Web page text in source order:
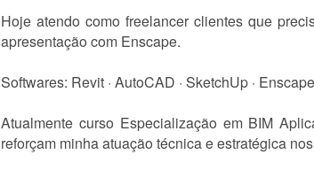
Hoje atendo como freelancer clientes que
apresentação com Enscape.
Softwares: Revit · AutoCAD · SketchUp ·
Atualmente curso Especialização em BIM
reforçam minha atuação técnica e estratégica